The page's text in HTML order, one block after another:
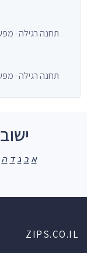
תחנה רגילה · מפעילי אוטובוסים
תחנה רגילה · מפעילי אוטובוסים
א ב ג ד ה
ZIPS.CO.IL